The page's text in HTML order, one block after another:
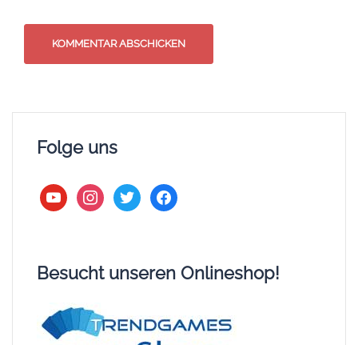
Folge uns
youtubeinstagram
twitter facebook
Besucht unseren Onlineshop!